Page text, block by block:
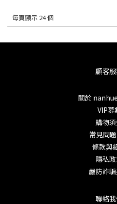
每頁顯示 24 個
顧客
關於
VIP募
購物
常見問
條款與
隱私
嚴防詐
聯絡